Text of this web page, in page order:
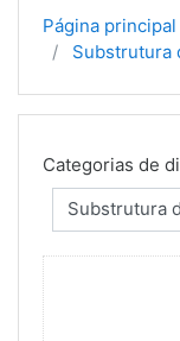
Página principal
Substrutura
Categorias de